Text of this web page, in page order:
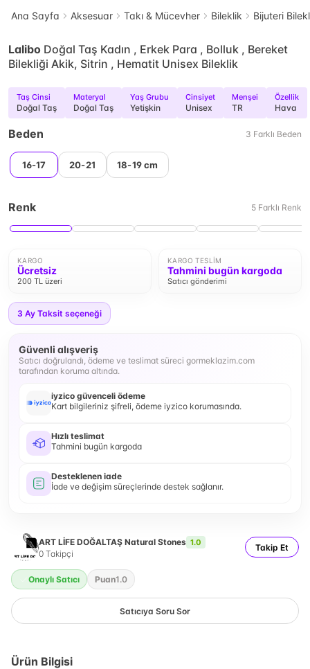
Ana Sayfa Aksesuar Takı & Mücevher Bileklik Bijuteri
Lalibo Doğal Taş Kadın , Erkek Para , Bolluk , Bereket
Bilekliği Akik, Sitrin , Hematit Unisex Bileklik
Taş Cinsi
Doğal Taş
Materyal
Doğal Taş
Yaş Grubu
Yetişkin
Cinsiyet
Unisex
Menşei
TR
Özellik
Hava
Beden 3 Farklı Beden
16-17 20-21 18-19 cm
Renk 5 Farklı Renk
KARGO
Ücretsiz
200 TL üzeri
KARGO TESLIM
Tahmini bugün kargoda
Satıcı gönderimi
3 Ay Taksit seçeneği
Güvenli alışveriş
Satıcı doğrulandı, ödeme ve teslimat süreci gormeklazim.com
tarafından koruma altında.
iyzico güvenceli ödeme
Kart bilgileriniz şifreli, ödeme iyzico korumasında.
Hızlı teslimat
Tahmini bugün kargoda
Desteklenen iade
İade ve değişim süreçlerinde destek sağlanır.
ART LİFE DOĞALTAŞ Natural Stones 1.0
0 Takipçi
Takip Et
Onaylı Satıcı Puan1.0
Satıcıya Soru Sor
Ürün Bilgisi